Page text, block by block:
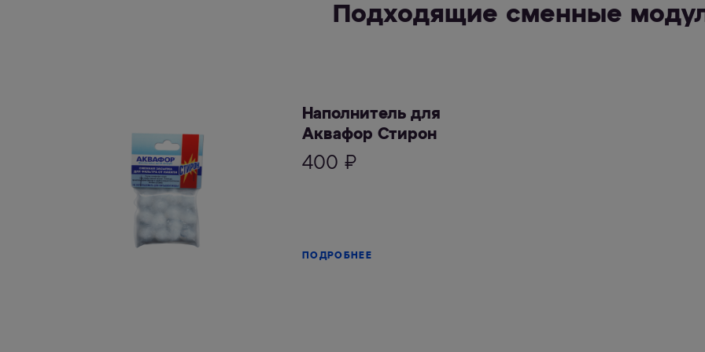
Подходящие сменные
Наполнитель для
Аквафор Стирон
400 ₽
ПОДРОБНЕЕ